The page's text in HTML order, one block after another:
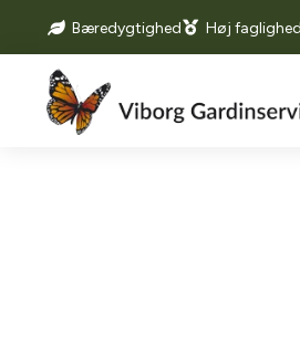
Bæredygtighed Høj faglighed